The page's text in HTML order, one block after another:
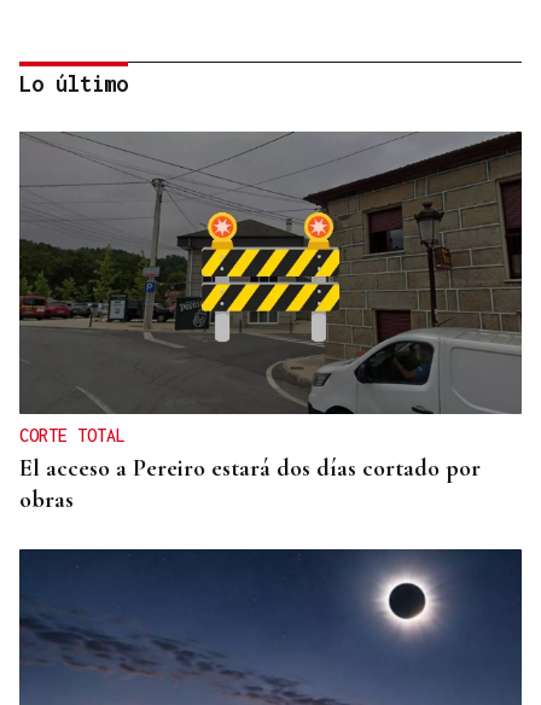
ESPACIO SCHENGEN
España exige a Italia levantar los controles a
españoles o adoptará medidas proporcionales
Lo último
CORTE TOTAL
El acceso a Pereiro estará dos días cortado por
obras